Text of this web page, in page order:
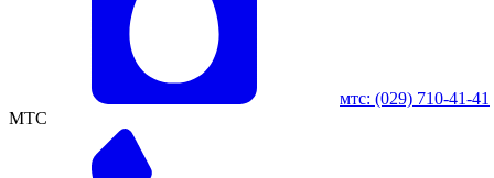
мтс: (029) 710-41-41
MTC